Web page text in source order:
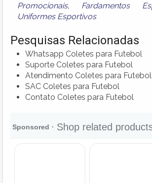
Promocionais, Fardamentos
Uniformes Esportivos
Pesquisas Relacionadas
Whatsapp Coletes para Futebol
Suporte Coletes para Futebol
Atendimento Coletes para Futebol
SAC Coletes para Futebol
Contato Coletes para Futebol